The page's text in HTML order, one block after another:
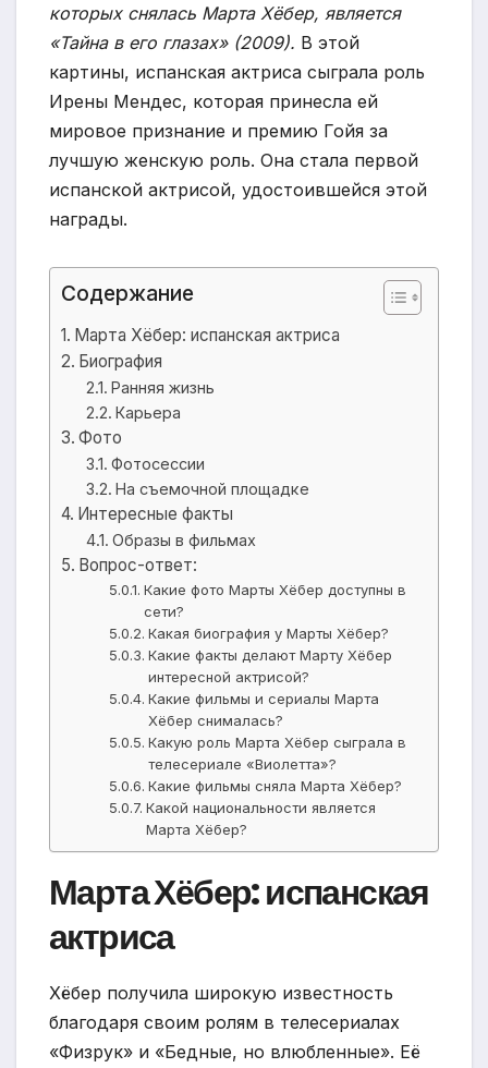
которых снялась Марта Хёбер, является
«Тайна в его глазах» (2009). В этой
картины, испанская актриса сыграла роль
Ирены Мендес, которая принесла ей
мировое признание и премию Гойя за
лучшую женскую роль. Она стала первой
испанской актрисой, удостоившейся этой
награды.
Содержание
Марта Хёбер: испанская актриса
Биография
Ранняя жизнь
Карьера
Фото
Фотосессии
На съемочной площадке
Интересные факты
Образы в фильмах
Вопрос-ответ:
Какие фото Марты Хёбер доступны в
сети?
Какая биография у Марты Хёбер?
Какие факты делают Марту Хёбер
интересной актрисой?
Какие фильмы и сериалы Марта
Хёбер снималась?
Какую роль Марта Хёбер сыграла в
телесериале «Виолетта»?
Какие фильмы сняла Марта Хёбер?
Какой национальности является
Марта Хёбер?
Марта Хёбер: испанская
актриса
Хёбер получила широкую известность
благодаря своим ролям в телесериалах
«Физрук» и «Бедные, но влюбленные». Её